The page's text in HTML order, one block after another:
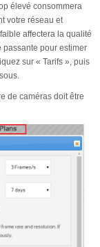
élevé consommera
votre réseau et
affectera la qualité
passante pour estimer
sur « Tarifs », puis
de caméras doit être